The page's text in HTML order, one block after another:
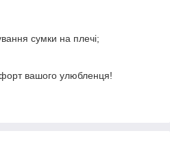
сумки на плечі;
вашого улюбленця!